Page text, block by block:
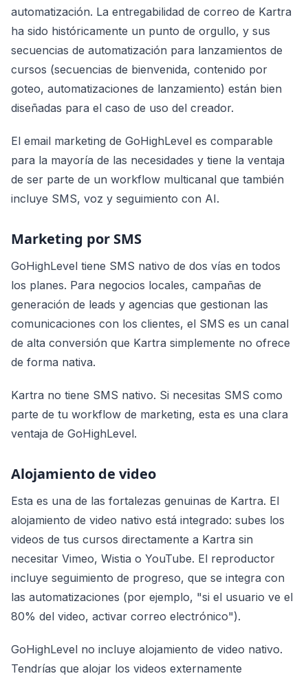
automatización. La entregabilidad de correo de Kartra
ha sido históricamente un punto de orgullo, y sus
secuencias de automatización para lanzamientos de
cursos (secuencias de bienvenida, contenido por
goteo, automatizaciones de lanzamiento) están bien
diseñadas para el caso de uso del creador.
El email marketing de GoHighLevel es comparable
para la mayoría de las necesidades y tiene la ventaja
de ser parte de un workflow multicanal que también
incluye SMS, voz y seguimiento con AI.
Marketing por SMS
GoHighLevel tiene SMS nativo de dos vías en todos
los planes. Para negocios locales, campañas de
generación de leads y agencias que gestionan las
comunicaciones con los clientes, el SMS es un canal
de alta conversión que Kartra simplemente no ofrece
de forma nativa.
Kartra no tiene SMS nativo. Si necesitas SMS como
parte de tu workflow de marketing, esta es una clara
ventaja de GoHighLevel.
Alojamiento de video
Esta es una de las fortalezas genuinas de Kartra. El
alojamiento de video nativo está integrado: subes los
videos de tus cursos directamente a Kartra sin
necesitar Vimeo, Wistia o YouTube. El reproductor
incluye seguimiento de progreso, que se integra con
las automatizaciones (por ejemplo, "si el usuario ve el
80% del video, activar correo electrónico").
GoHighLevel no incluye alojamiento de video nativo.
Tendrías que alojar los videos externamente